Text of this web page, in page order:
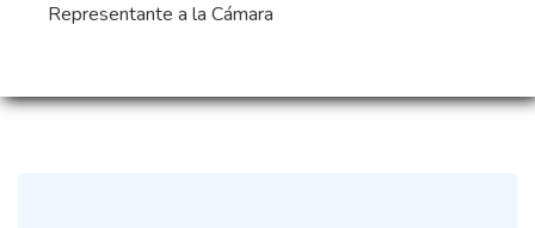
Representante a la Cámara